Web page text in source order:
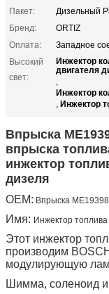
Пакет:
Дизельный
Бренд:
ORTIZ
Оплата:
Западное
Высокий
свет:
Инжектор
двигателя
,
Инжектор
, Инжектор
Впрыска
впрыска
инжектор
дизеля
OEM: Впрыска
Имя: Инжектор
Этот инжектор
производим
модулирующую
Шимма, соленоид и